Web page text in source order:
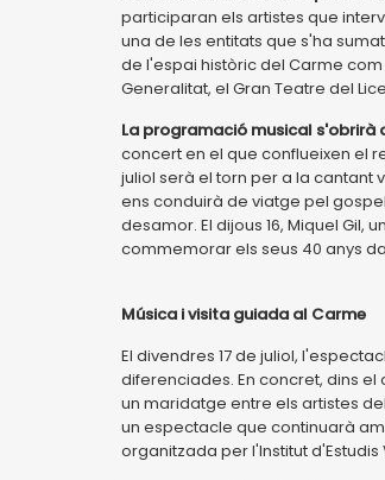
participaran els artistes que
una de les entitats que s'ha
de l'espai històric del Carme
Generalitat, el Gran Teatre del
La programació musical s'obrirà
concert en el que conflueixen el
juliol serà el torn per a la cantant
ens conduirà de viatge pel
desamor. El dijous 16, Miquel
commemorar els seus 40 anys
Música i visita guiada al Carme
El divendres 17 de juliol,
diferenciades. En concret, dins
un maridatge entre els artistes
un espectacle que continuarà
organitzada per l'Institut d'Estudis